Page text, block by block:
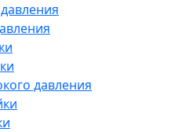
давления